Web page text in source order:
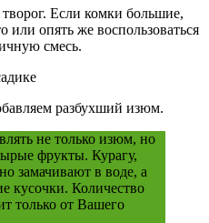
Если комки большие,
или опять же воспользоваться
смесь.
разбухший изюм.
не только изюм, но
фрукты. Курагу,
замачивают в воде, а
кусочки. Количество
только от Вашего